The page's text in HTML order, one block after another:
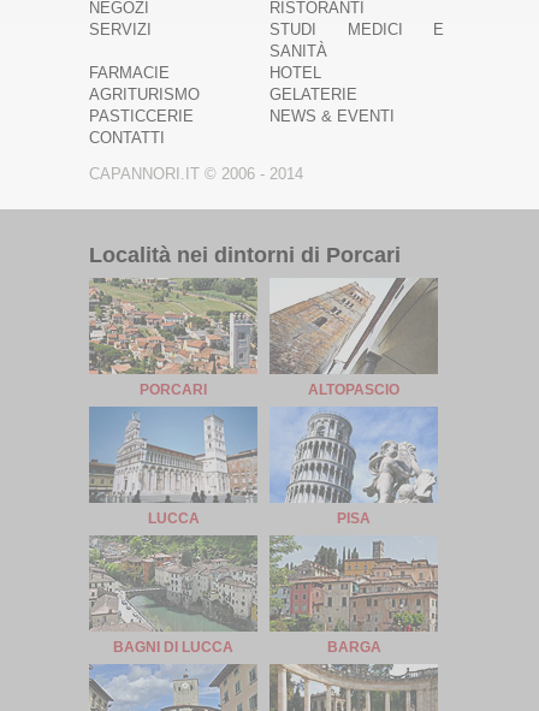
NEGOZI
RISTORANTI
SERVIZI
STUDI MEDICI E
SANITÀ
FARMACIE
HOTEL
AGRITURISMO
GELATERIE
PASTICCERIE
NEWS & EVENTI
CONTATTI
CAPANNORI.IT © 2006 - 2014
Località nei dintorni di Porcari
PORCARI ALTOPASCIO
LUCCA PISA
BAGNI DI LUCCA BARGA